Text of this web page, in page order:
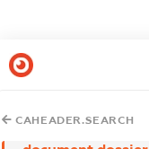
CAHEADER.SEARCH